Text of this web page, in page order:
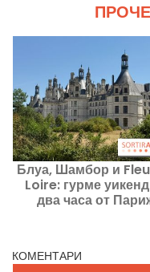
Блуа, Шамбор и
Loire: гурме
два часа от
КОМЕНТАРИ